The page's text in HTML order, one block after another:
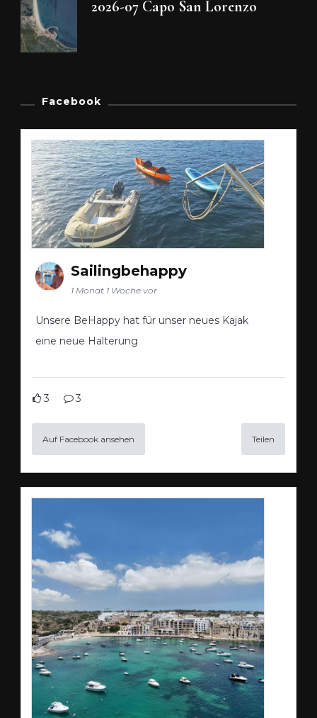
2026-07 Capo San Lorenzo
Facebook
Sailingbehappy
1 Monat 1 Woche vor
Unsere BeHappy hat für unser neues Kajak
eine neue Halterung
3 3
Auf Facebook ansehen Teilen